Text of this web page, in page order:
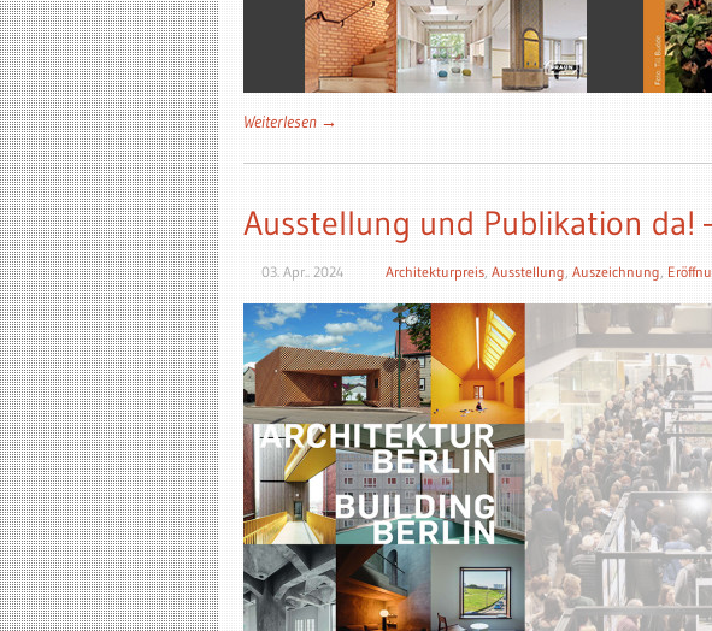
Weiterlesen →
Ausstellung und Publikation da!
03. Apr.. 2024 Architekturpreis, Ausstellung, Auszeichnung,